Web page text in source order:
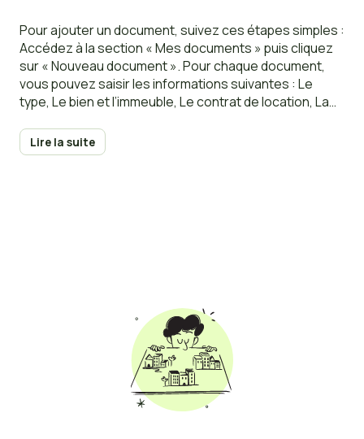
Pour ajouter un document, suivez ces étapes simples :
Accédez à la section « Mes documents » puis cliquez
sur « Nouveau document ». Pour chaque document,
vous pouvez saisir les informations suivantes : Le
type, Le bien et l’immeuble, Le contrat de location, La
avec les locataires. Les formats de
Lire la suite